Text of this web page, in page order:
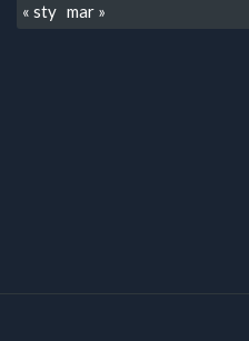
« sty mar »